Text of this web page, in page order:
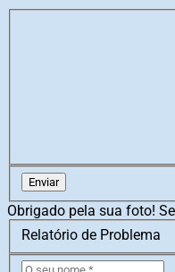
Enviar
Obrigado pela sua foto!
Relatório de Problema